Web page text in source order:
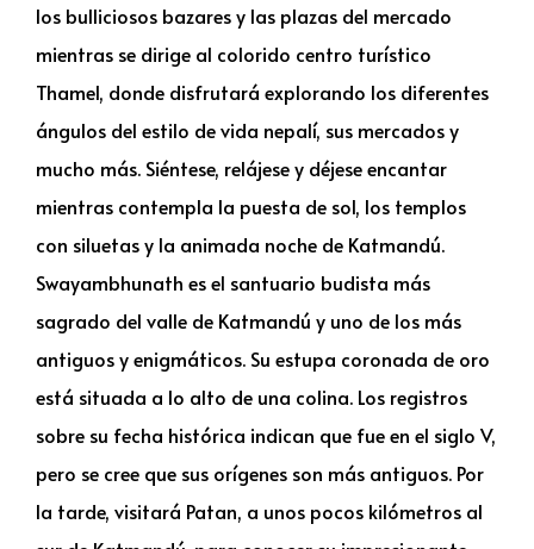
los bulliciosos bazares y las plazas del mercado
mientras se dirige al colorido centro turístico
Thamel, donde disfrutará explorando los diferentes
ángulos del estilo de vida nepalí, sus mercados y
mucho más. Siéntese, relájese y déjese encantar
mientras contempla la puesta de sol, los templos
con siluetas y la animada noche de Katmandú.
Swayambhunath es el santuario budista más
sagrado del valle de Katmandú y uno de los más
antiguos y enigmáticos. Su estupa coronada de oro
está situada a lo alto de una colina. Los registros
sobre su fecha histórica indican que fue en el siglo V,
pero se cree que sus orígenes son más antiguos. Por
la tarde, visitará Patan, a unos pocos kilómetros al